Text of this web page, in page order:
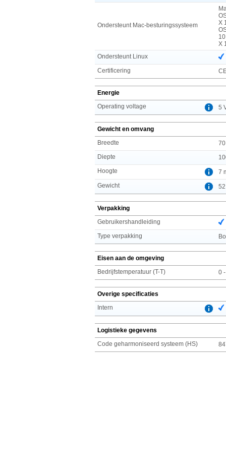
Ondersteunt Mac-besturingssysteem
X
X
Ondersteunt Linux
Certificering
Energie
Operating voltage
5
Gewicht en omvang
Breedte
Diepte
Hoogte
7
Gewicht
Verpakking
Gebruikershandleiding
Type verpakking
Eisen aan de omgeving
Bedrijfstemperatuur (T-T)
0
Overige specificaties
Intern
Logistieke gegevens
Code geharmoniseerd systeem (HS)